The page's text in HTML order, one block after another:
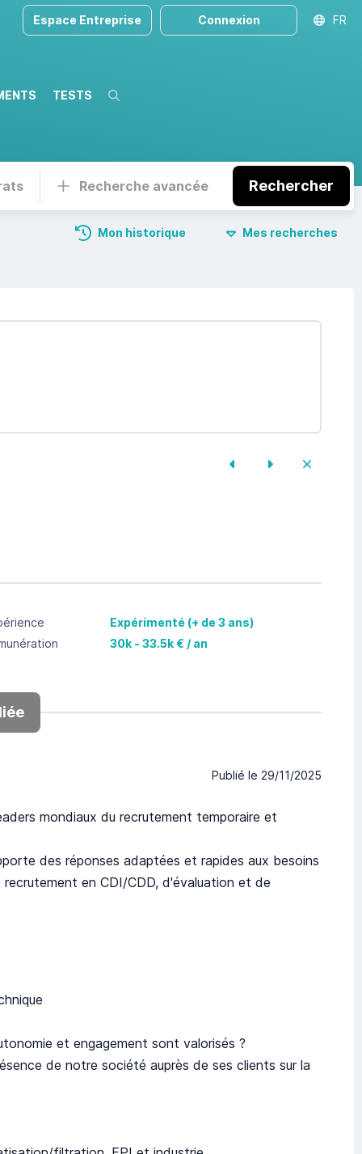
TESTS Recherche
Espace Entreprise Connexion FR
Recherche avancée Rechercher
Mon historique Mes recherches
Expérimenté (+ de 3 ans)
30k - 33.5k € / an
Publié le 29/11/2025
mondiaux du recrutement temporaire et
des réponses adaptées et rapides aux besoins
en CDI/CDD, d'évaluation et de
et engagement sont valorisés ?
de notre société auprès de ses clients sur la